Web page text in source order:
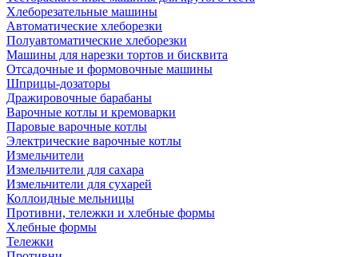
Хлеборезательные машины
Автоматические хлеборезки
Полуавтоматические хлеборезки
Машины для нарезки тортов и бисквита
Отсадочные и формовочные машины
Шприцы-дозаторы
Дражировочные барабаны
Варочные котлы и кремоварки
Паровые варочные котлы
Электрические варочные котлы
Измельчители
Измельчители для сахара
Измельчители для сухарей
Коллоидные мельницы
Противни, тележки и хлебные формы
Хлебные формы
Тележки